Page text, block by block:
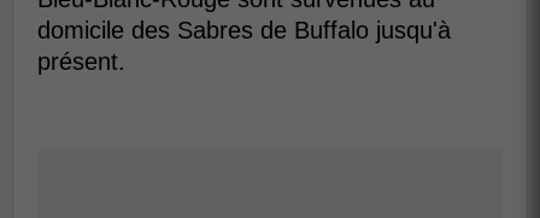
domicile des Sabres de Buffalo jusqu'à
présent.